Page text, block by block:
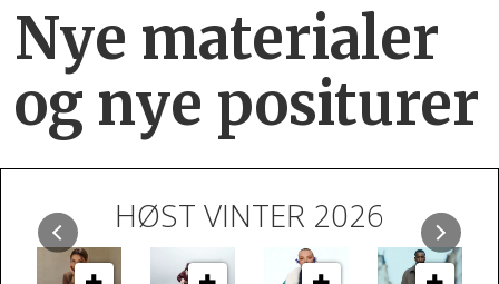
Nye materialer
og nye positurer
HØST VINTER 2026